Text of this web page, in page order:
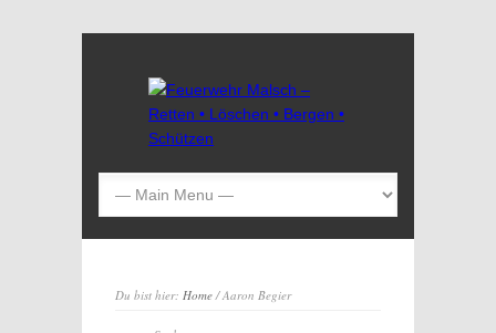
Du bist hier: Home/ Aaron Begier